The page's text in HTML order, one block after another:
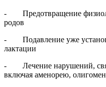
- Предотвращение
родов
- Подавление уже
лактации
- Лечение нарушений,
включая аменорею,